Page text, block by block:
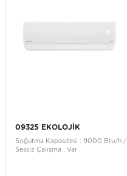
09325 EKOLOJİK
Soğutma Kapasitesi : 9000 Btu/h /
Sessiz Çalışma : Var